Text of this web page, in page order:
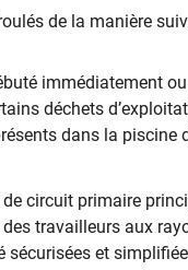
de la manière
immédiatement
déchets
dans la piscine
circuit primaire
travailleurs aux
sécurisées et